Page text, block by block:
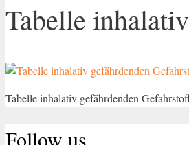
Tabelle
Tabelle inhalativ gefährdenden
Follow us